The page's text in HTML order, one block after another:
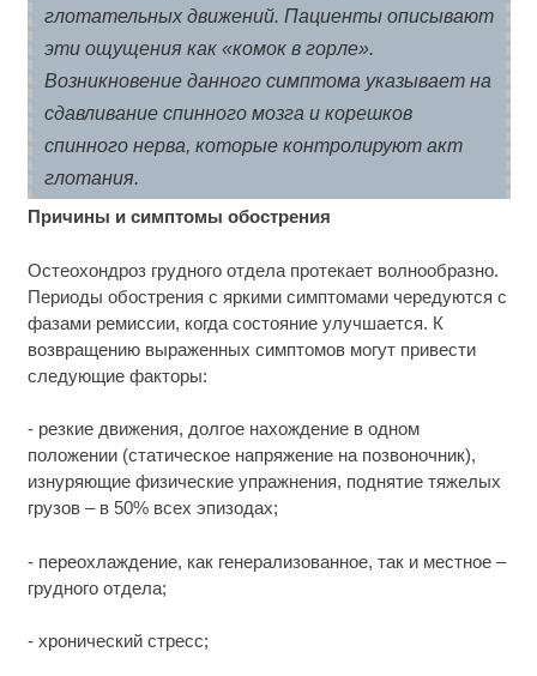
глотательных движений. Пациенты описывают
эти ощущения как «комок в горле».
Возникновение данного симптома указывает на
сдавливание спинного мозга и корешков
спинного нерва, которые контролируют акт
глотания.
Причины и симптомы обострения
Остеохондроз грудного отдела протекает волнообразно.
Периоды обострения с яркими симптомами чередуются с
фазами ремиссии, когда состояние улучшается. К
возвращению выраженных симптомов могут привести
следующие факторы:
- резкие движения, долгое нахождение в одном
положении (статическое напряжение на позвоночник),
изнуряющие физические упражнения, поднятие тяжелых
грузов – в 50% всех эпизодах;
- переохлаждение, как генерализованное, так и местное –
грудного отдела;
- хронический стресс;